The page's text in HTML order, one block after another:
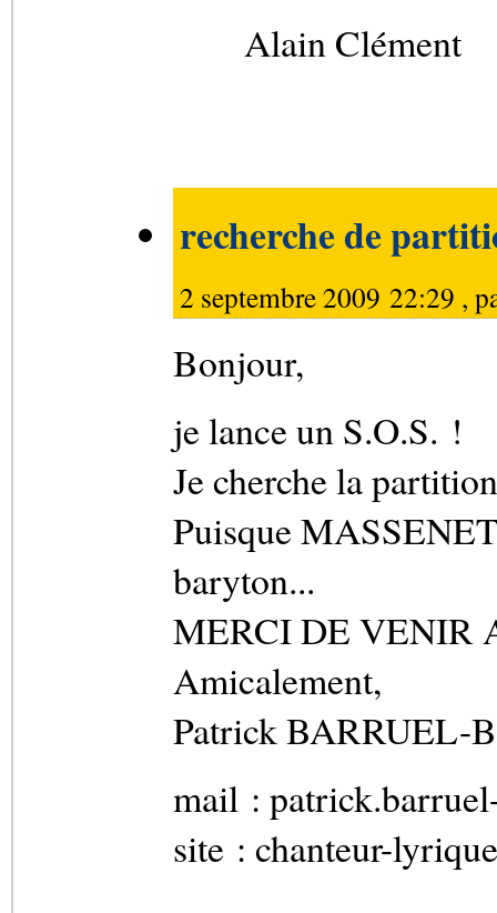
Alain Clément
recherche de
2 septembre 2009 22:29 ,
Bonjour,
je lance un S.O.S. !
Je cherche la
Puisque
baryton...
MERCI DE VENIR
Amicalement,
Patrick BARRUEL-
mail :
site : chanteur-